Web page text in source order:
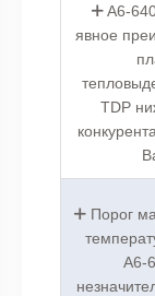
A6-
явное
TDP
Порог
A6-